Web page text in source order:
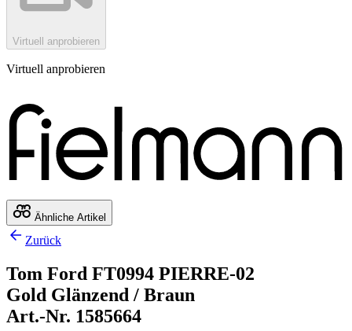
Virtuell anprobieren
Virtuell anprobieren
Ähnliche Artikel
Zurück
Tom Ford FT0994 PIERRE-02
Gold Glänzend / Braun
Art.-Nr. 1585664